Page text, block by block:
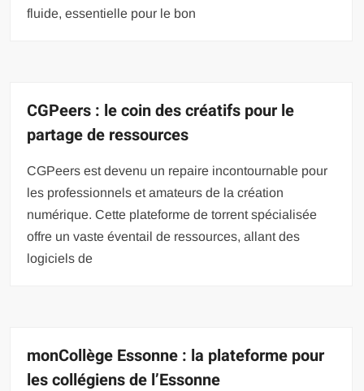
fluide, essentielle pour le bon
CGPeers : le coin des créatifs pour le
partage de ressources
CGPeers est devenu un repaire incontournable pour
les professionnels et amateurs de la création
numérique. Cette plateforme de torrent spécialisée
offre un vaste éventail de ressources, allant des
logiciels de
monCollège Essonne : la plateforme pour
les collégiens de l’Essonne